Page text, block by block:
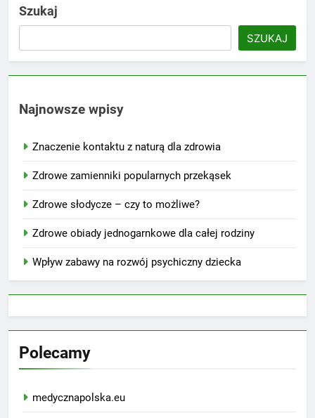
Szukaj
SZUKAJ
Najnowsze wpisy
Znaczenie kontaktu z naturą dla zdrowia
Zdrowe zamienniki popularnych przekąsek
Zdrowe słodycze – czy to możliwe?
Zdrowe obiady jednogarnkowe dla całej rodziny
Wpływ zabawy na rozwój psychiczny dziecka
Polecamy
medycznapolska.eu